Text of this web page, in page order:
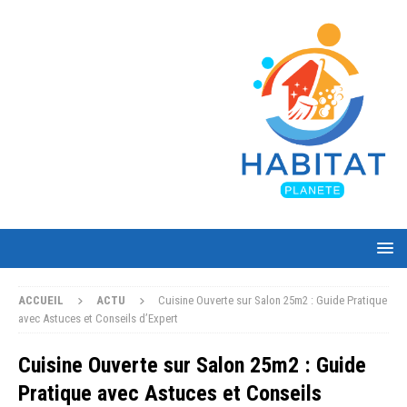
ACCUEIL ACTU
Cuisine Ouverte sur Salon 25m2 : Guide Pratique
avec Astuces et Conseils d’Expert
Cuisine Ouverte sur Salon 25m2 : Guide
Pratique avec Astuces et Conseils